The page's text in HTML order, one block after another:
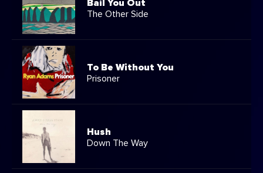
Bail You Out
The Other Side
To Be Without You
Prisoner
Hush
Down The Way